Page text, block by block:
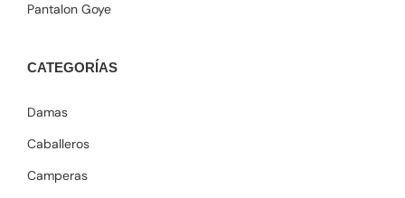
Pantalon Goye
CATEGORÍAS
Damas
Caballeros
Camperas